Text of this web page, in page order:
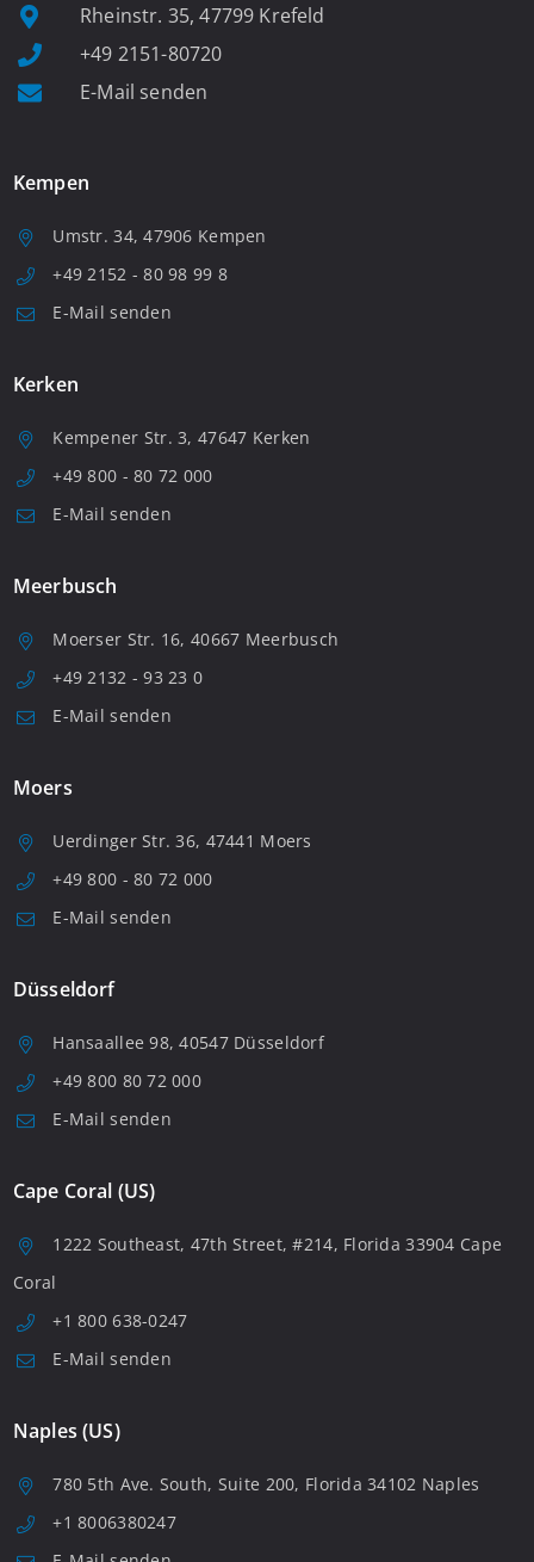
Rheinstr. 35, 47799 Krefeld
+49 2151-80720
E-Mail senden
Kempen
Umstr. 34, 47906 Kempen
+49 2152 - 80 98 99 8
E-Mail senden
Kerken
Kempener Str. 3, 47647 Kerken
+49 800 - 80 72 000
E-Mail senden
Meerbusch
Moerser Str. 16, 40667 Meerbusch
+49 2132 - 93 23 0
E-Mail senden
Moers
Uerdinger Str. 36, 47441 Moers
+49 800 - 80 72 000
E-Mail senden
Düsseldorf
Hansaallee 98, 40547 Düsseldorf
+49 800 80 72 000
E-Mail senden
Cape Coral (US)
1222 Southeast, 47th Street, #214, Florida 33904 Cape
Coral
+1 800 638-0247
E-Mail senden
Naples (US)
780 5th Ave. South, Suite 200, Florida 34102 Naples
+1 8006380247